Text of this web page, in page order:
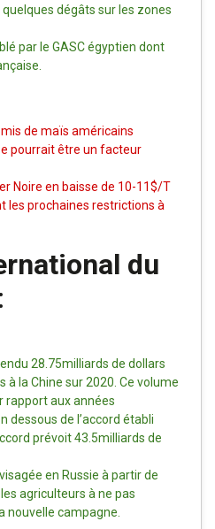
dégâts sur les zones
par le GASC égyptien dont
de maïs américains
pourrait être un facteur
Noire en baisse de 10-11$/T
les prochaines restrictions à
du
:
28.75milliards de dollars
à la Chine sur 2020. Ce volume
rapport aux années
dessous de l’accord établi
prévoit 43.5milliards de
en Russie à partir de
les agriculteurs à ne pas
nouvelle campagne.